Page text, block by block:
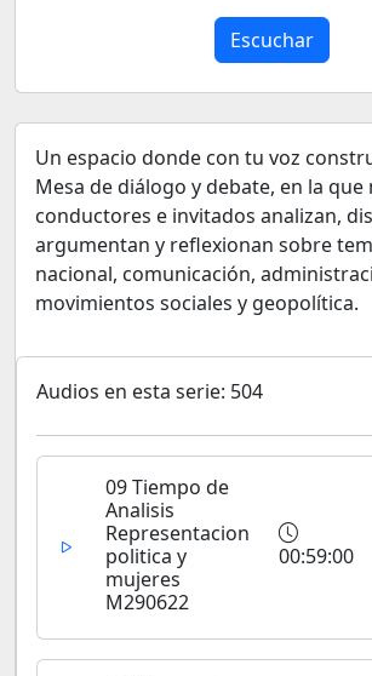
Escuchar
Un espacio donde con tu voz
Mesa de diálogo y debate, en la que
conductores e invitados analizan,
argumentan y reflexionan sobre
nacional, comunicación,
movimientos sociales y geopolítica.
Audios en esta serie: 504
09 Tiempo de
Analisis
Representacion
politica y
mujeres
M290622
00:59:00